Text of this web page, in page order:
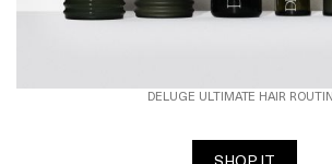
DELUGE ULTIMATE HAIR